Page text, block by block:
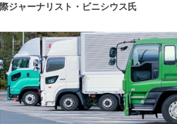
際ジャーナリスト・ビニシウス氏